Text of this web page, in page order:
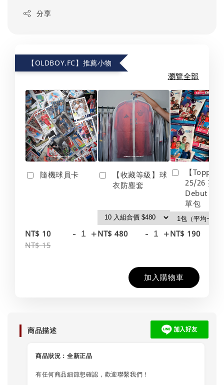
分享
【OLDBOY.FC】推薦小物
瀏覽全部
隨機球員卡
NT$ 10
NT$ 15
- +
【收藏等級】球
衣防塵套
NT$ 480 - +
【Topps】
25/26 英
Debut
單包
NT$ 190
加入購物車
商品描述
商品狀況： 全新正品
有任何商品細節想確認，歡迎聯繫我們！